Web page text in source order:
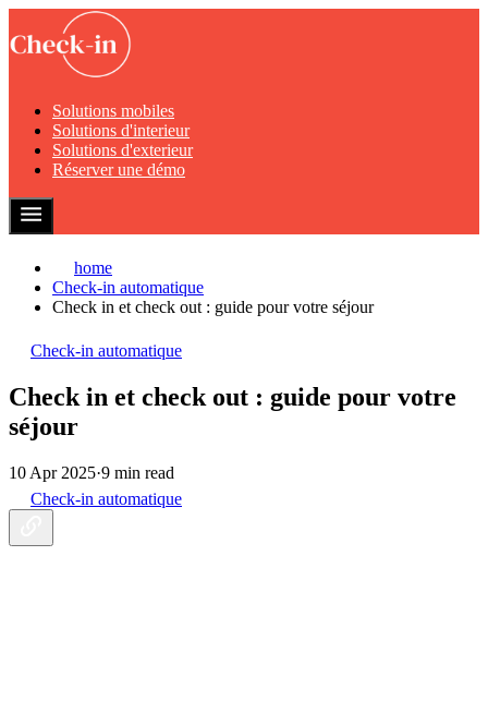
Solutions mobiles
Solutions d'interieur
Solutions d'exterieur
Réserver une démo
home
Check-in automatique
Check in et check out : guide pour votre séjour
Check-in automatique
Check in et check out : guide pour votre
séjour
10 Apr 2025·9 min read
Check-in automatique